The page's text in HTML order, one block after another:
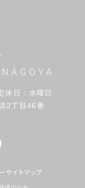
日：水曜日
2丁目46番
サイトマップ